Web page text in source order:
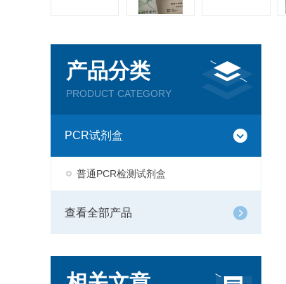
产品分类
PRODUCT CATEGORY
PCR试剂盒
普通PCR检测试剂盒
查看全部产品